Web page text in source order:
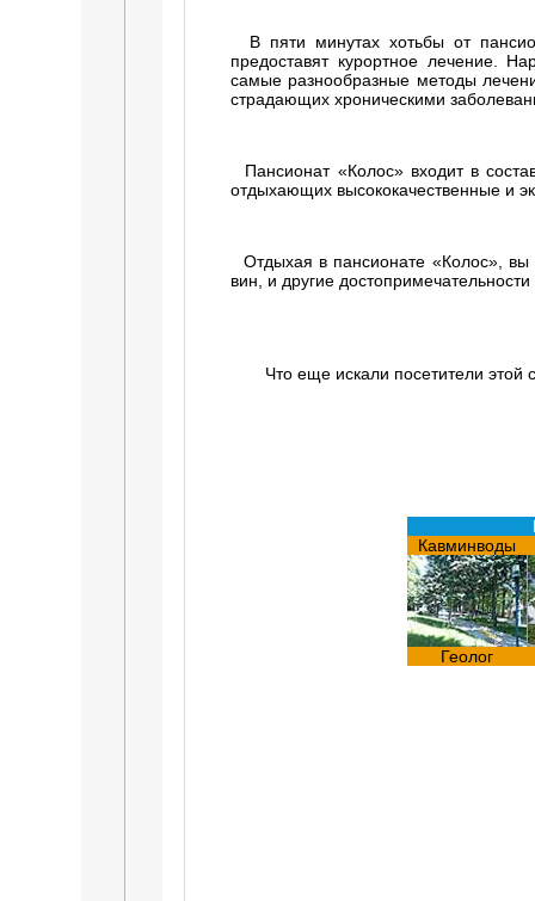
В пяти минутах хотьбы от
предоставят курортное лечение.
самые разнообразные методы
страдающих хроническими
Пансионат «Колос» входит в
отдыхающих высококачественные и
Отдыхая в пансионате «Колос»,
вин, и другие
Что еще искали посетители этой
Кавминводы
Геолог